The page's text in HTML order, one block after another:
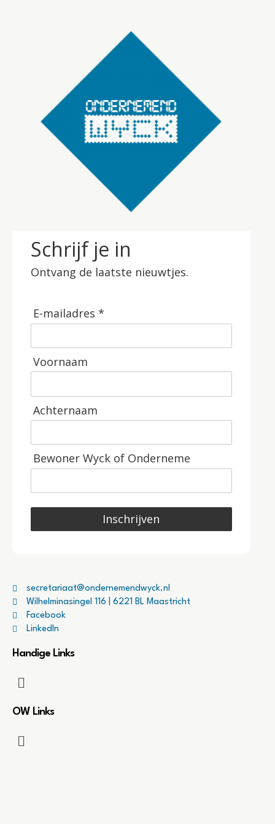
Schrijf je in
Ontvang de laatste nieuwtjes.
E-mailadres *
Voornaam
Achternaam
Bewoner Wyck of Onderneme
Inschrijven
secretariaat@ondernemendwyck.nl
Wilhelminasingel 116 | 6221 BL Maastricht
Facebook
LinkedIn
Handige Links
OW Links